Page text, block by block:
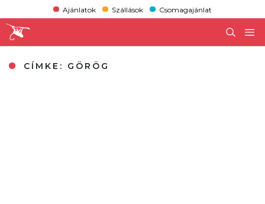
Ajánlatok Szállások Csomagajánlat
CÍMKE: GÖRÖG